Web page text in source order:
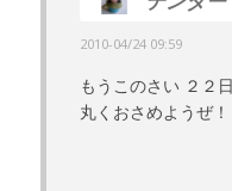
2010-04/24 09:59
もうこのさい ２２
丸くおさめようぜ！